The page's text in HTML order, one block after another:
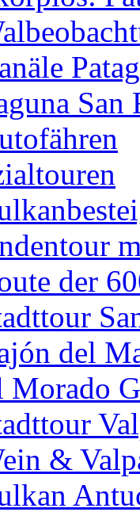
San
der
del
Morado
&